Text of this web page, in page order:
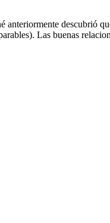
descubrió
Las buenas